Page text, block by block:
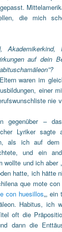
die mich
auf dein
waren im
einer
nie
gegenüber –
Lyriker
als ich auf
und ein
wollte und ich aber
hatte, ich hätte
que mote
con huesillos„, ein
Habitus, ich
oft die
dann die